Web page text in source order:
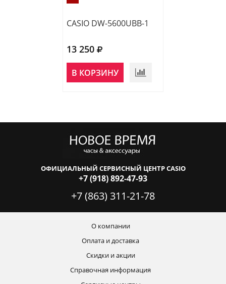
CASIO DW-5600UBB-1
13 250
В КОРЗИНУ
ОФИЦИАЛЬНЫЙ СЕРВИСНЫЙ ЦЕНТР CASIO
+7 (918) 892-47-93
+7 (863) 311-21-78
О компании
Оплата и доставка
Скидки и акции
Справочная информация